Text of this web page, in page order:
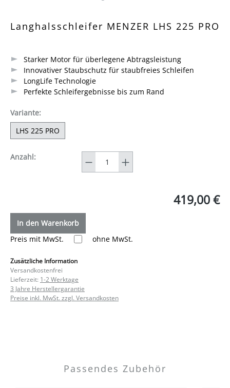
Langhalsschleifer MENZER LHS 225 PRO
Starker Motor für überlegene Abtragsleistung
Innovativer Staubschutz für staubfreies Schleifen
LongLife Technologie
Perfekte Schleifergebnisse bis zum Rand
Varianteauswählen
:
LHS 225 PRO
Anzahl:
419,00 €
In den Warenkorb
Preis mit MwSt.
ohne MwSt.
Zusätzliche Information
Versandkostenfrei
Lieferzeit: 1-2 Werktage
3 Jahre Herstellergarantie
Preise inkl. MwSt. zzgl. Versandkosten
Passendes Zubehör